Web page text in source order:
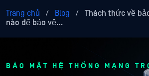
Trang chủ / Blog /
Thách thức về
nào để bảo vệ…
BẢO MẬT HỆ THỐNG MẠNG